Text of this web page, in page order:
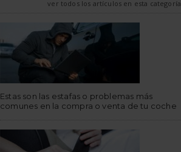
ver todos los artículos en esta categoría
Estas son las estafas o problemas más
comunes en la compra o venta de tu coche